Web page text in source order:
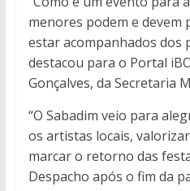
menores podem e devem
estar acompanhados dos
destacou para o Portal
Gonçalves, da Secretaria
“O Sabadim veio para
os artistas locais,
marcar o retorno das
Despacho após o fim da